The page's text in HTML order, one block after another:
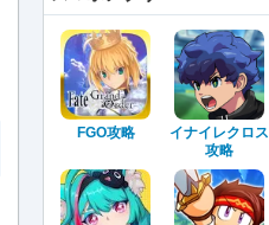
FGO攻略
イナイレクロス
攻略